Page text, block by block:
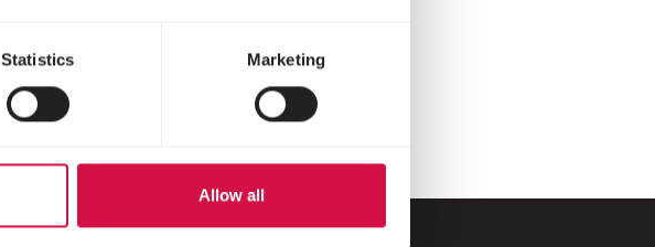
Statistics Marketing
Allow all